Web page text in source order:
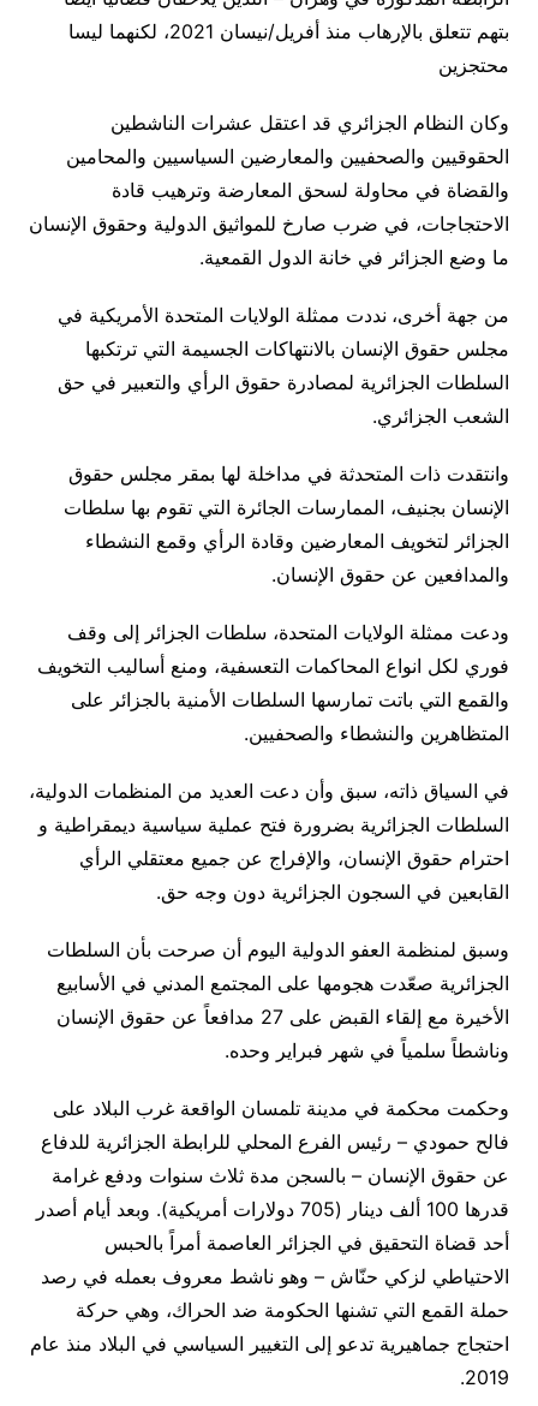
بتهم تتعلق بالإرهاب منذ أفريل/نيسان 2021، لكنهما ليسا
محتجزين
وكان النظام الجزائري قد اعتقل عشرات الناشطين
الحقوقيين والصحفيين والمعارضين السياسيين والمحامين
والقضاة في محاولة لسحق المعارضة وترهيب قادة
الاحتجاجات، في ضرب صارخ للمواثيق الدولية وحقوق الإنسان
ما وضع الجزائر في خانة الدول القمعية.
من جهة أخرى، نددت ممثلة الولايات المتحدة الأمريكية في
مجلس حقوق الإنسان بالانتهاكات الجسيمة التي ترتكبها
السلطات الجزائرية لمصادرة حقوق الرأي والتعبير في حق
الشعب الجزائري.
وانتقدت ذات المتحدثة في مداخلة لها بمقر مجلس حقوق
الإنسان بجنيف، الممارسات الجائرة التي تقوم بها سلطات
الجزائر لتخويف المعارضين وقادة الرأي وقمع النشطاء
والمدافعين عن حقوق الإنسان.
ودعت ممثلة الولايات المتحدة، سلطات الجزائر إلى وقف
فوري لكل انواع المحاكمات التعسفية، ومنع أساليب التخويف
والقمع التي باتت تمارسها السلطات الأمنية بالجزائر على
المتظاهرين والنشطاء والصحفيين.
في السياق ذاته، سبق وأن دعت العديد من المنظمات الدولية،
السلطات الجزائرية بضرورة فتح عملية سياسية ديمقراطية و
احترام حقوق الإنسان، والإفراج عن جميع معتقلي الرأي
القابعين في السجون الجزائرية دون وجه حق.
وسبق لمنظمة العفو الدولية اليوم أن صرحت بأن السلطات
الجزائرية صعّدت هجومها على المجتمع المدني في الأسابيع
الأخيرة مع إلقاء القبض على 27 مدافعاً عن حقوق الإنسان
وناشطاً سلمياً في شهر فبراير وحده.
وحكمت محكمة في مدينة تلمسان الواقعة غرب البلاد على
فالح حمودي – رئيس الفرع المحلي للرابطة الجزائرية للدفاع
عن حقوق الإنسان – بالسجن مدة ثلاث سنوات ودفع غرامة
قدرها 100 ألف دينار (705 دولارات أمريكية). وبعد أيام أصدر
أحد قضاة التحقيق في الجزائر العاصمة أمراً بالحبس
الاحتياطي لزكي حنّاش – وهو ناشط معروف بعمله في رصد
حملة القمع التي تشنها الحكومة ضد الحراك، وهي حركة
احتجاج جماهيرية تدعو إلى التغيير السياسي في البلاد منذ عام
2019
.